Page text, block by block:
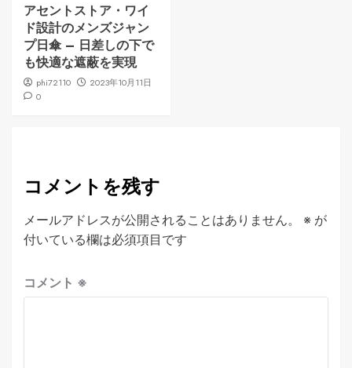
アセントストア・ワイ
ド設計のメンズジャン
プ日傘 – 日差しの下で
も快適な遮蔽を実現
phi72110
2023年10月11日
0
コメントを残す
メールアドレスが公開されることはありません。 ※ が
付いている欄は必須項目です
コメント ※